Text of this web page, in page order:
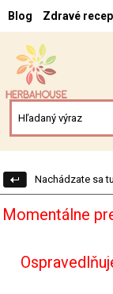
Blog Zdravé
Nachádzate sa
Momentálne